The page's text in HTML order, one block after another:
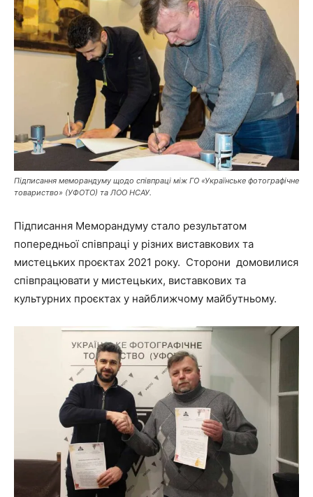
Підписання меморандуму щодо співпраці між ГО «Українське фотографічне
товариство» (УФОТО) та ЛОО НСАУ.
Підписання Меморандуму стало результатом
попередньої співпраці у різних виставкових та
мистецьких проєктах 2021 року. Сторони домовилися
співпрацювати у мистецьких, виставкових та
культурних проєктах у найближчому майбутньому.